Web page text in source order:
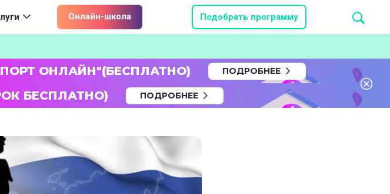
Онлайн-школа Подобрать программу
ОНЛАЙН"(БЕСПЛАТНО) ПОДРОБНЕЕ
БЕСПЛАТНО) ПОДРОБНЕЕ